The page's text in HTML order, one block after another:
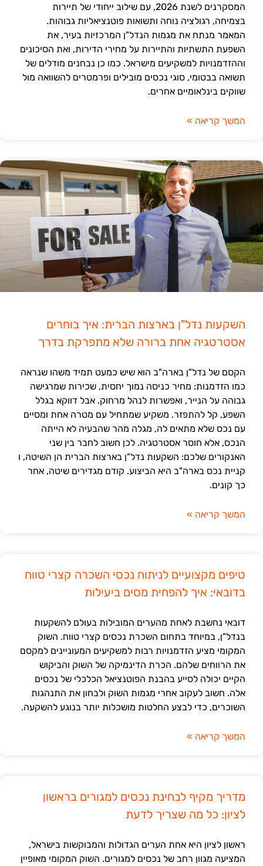
המסקרנים לשנת 2026, עם שילוב ייחודי של תיירות
בצמיחה, רגולציה נוחה ותשואות פוטנציאליות גבוהות.
המאמר מנתח את מגמות הנדל"ן המרכזיות בעיר, את
השפעת התשתיות והתיירות על מחירי הדירות, ואת הסיכונים
וההזדמנויות למשקיעים מישראל. כמו כן נבחנים מודלים של
תשואה בבטומי, סוגי נכסים מובילים ופרמטרים להשוואה מול
שווקים בינלאומיים אחרים.
המשך קריאה »
השקעות נדל"ן בארצות הברית: איך בוחרים
אסטרטגיה אחת ברורה שלא מתפרקת בדרך
הקסם של נדל"ן בארה"ב הוא שיש כמעט תמיד משהו שנראה
כמו הזדמנות: מחיר כניסה נמוך יחסית, שכירות שמרגישה
גבוהה על הנייר, ואפשרות לנהל מרחוק. אבל דווקא בגלל
השפע, קל להתפזר. משקיע שמתחיל עם מטרה אחת ומסיים
עם נכס שלא מתאים לה, מגלה מהר שהבעיה לא הייתה
הנכס, אלא חוסר אסטרטגיה. לכן חשוב לחבר בין שני
האנקורים שלכם: השקעות נדל"ן בארצות הברית הן השיטה, ו
קניית נכס בארה"ב היא הביצוע. קודם מגדירים שיטה, אחר
כך קונים.
המשך קריאה »
טיפים מקצועיים לניתוח נכסי השכרה קצרי טווח
בדובאי: איך להפחית מסים ביעילות
דובאי נחשבת לאחת מהערים המובילות בעולם להשקעות
בנדל"ן, במיוחד בתחום השכרת נכסים קצרי טווח. השוק
המקומי מציע הזדמנויות רבות למשקיעים המעוניינים למקסם
את הרווחים שלהם. הכרת הדינמיקה של השוק והביקוש
הקיים יכולה לסייע בהבנת הפוטנציאל הכלכלי של נכסים
אלה. חשוב לעקוב אחרי מגמות השוק ולבחון את התנהגות
השוכרים, כדי לבצע החלטות מושכלות יותר בנוגע להשקעה.
המשך קריאה »
מדריך מקיף לבחינת נכסים למגורים בראשון
לציון: כל מה שצריך לדעת
ראשון לציון היא אחת הערים הגדולות והמבוקשות בישראל,
המציעה מגוון רחב של נכסים למגורים. השוק המקומי מאופיין